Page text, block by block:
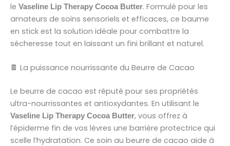
le Vaseline Lip Therapy Cocoa Butter. Formulé pour les
amateurs de soins sensoriels et efficaces, ce baume
en stick est la solution idéale pour combattre la
sécheresse tout en laissant un fini brillant et naturel.
🍫 La puissance nourrissante du Beurre de Cacao
Le beurre de cacao est réputé pour ses propriétés
ultra-nourrissantes et antioxydantes. En utilisant le
Vaseline Lip Therapy Cocoa Butter, vous offrez à
l’épiderme fin de vos lèvres une barrière protectrice qui
scelle l’hydratation. Ce soin au beurre de cacao aide à